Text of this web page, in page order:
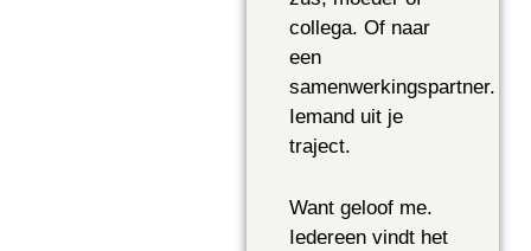
collega. Of naar
een
samenwerkingspartner.
Iemand uit je
traject.
Want geloof me.
Iedereen vindt het